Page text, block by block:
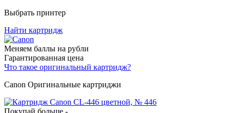
Выбрать принтер
Найти картридж
Меняем баллы на рубли
Гарантированная цена
Что такое оригинальный картридж?
Canon Оригинальные картриджи
Покупай больше -